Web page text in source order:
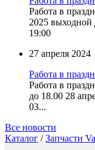
Работа в
2025 выходной
19:00
27 апреля 2024
Работа в
Работа в
до 18.00 28
03...
Все новости
Каталог /Запчасти